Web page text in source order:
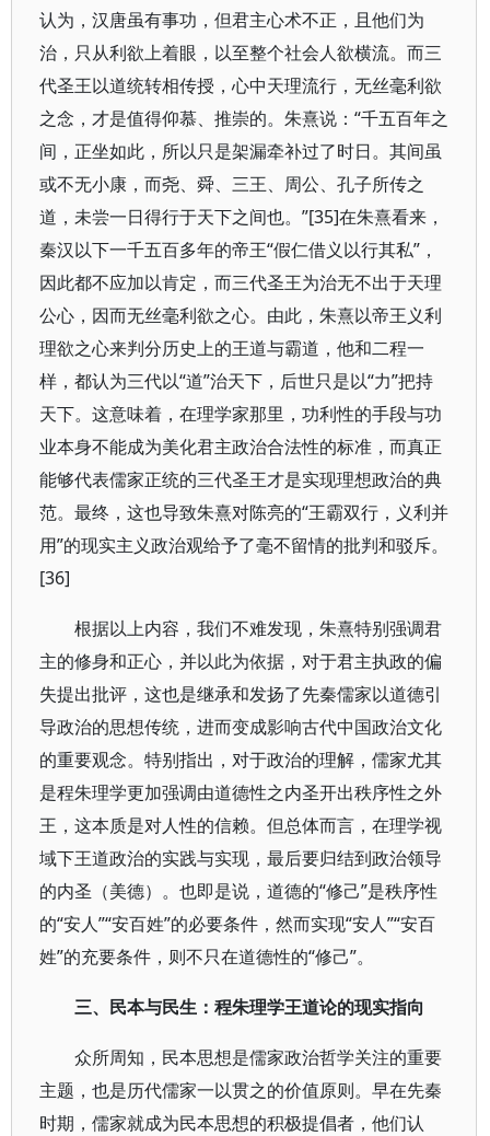
认为，汉唐虽有事功，但君主心术不正，且他们为
治，只从利欲上着眼，以至整个社会人欲横流。而三
代圣王以道统转相传授，心中天理流行，无丝毫利欲
之念，才是值得仰慕、推崇的。朱熹说：“千五百年之
间，正坐如此，所以只是架漏牵补过了时日。其间虽
或不无小康，而尧、舜、三王、周公、孔子所传之
道，未尝一日得行于天下之间也。”[35]在朱熹看来，
秦汉以下一千五百多年的帝王“假仁借义以行其私”，
因此都不应加以肯定，而三代圣王为治无不出于天理
公心，因而无丝毫利欲之心。由此，朱熹以帝王义利
理欲之心来判分历史上的王道与霸道，他和二程一
样，都认为三代以“道”治天下，后世只是以“力”把持
天下。这意味着，在理学家那里，功利性的手段与功
业本身不能成为美化君主政治合法性的标准，而真正
能够代表儒家正统的三代圣王才是实现理想政治的典
范。最终，这也导致朱熹对陈亮的“王霸双行，义利并
用”的现实主义政治观给予了毫不留情的批判和驳斥。
[36]
根据以上内容，我们不难发现，朱熹特别强调君
主的修身和正心，并以此为依据，对于君主执政的偏
失提出批评，这也是继承和发扬了先秦儒家以道德引
导政治的思想传统，进而变成影响古代中国政治文化
的重要观念。特别指出，对于政治的理解，儒家尤其
是程朱理学更加强调由道德性之内圣开出秩序性之外
王，这本质是对人性的信赖。但总体而言，在理学视
域下王道政治的实践与实现，最后要归结到政治领导
的内圣（美德）。也即是说，道德的“修己”是秩序性
的“安人”“安百姓”的必要条件，然而实现“安人”“安百
姓”的充要条件，则不只在道德性的“修己”。
三、民本与民生：程朱理学王道论的现实指向
众所周知，民本思想是儒家政治哲学关注的重要
主题，也是历代儒家一以贯之的价值原则。早在先秦
时期，儒家就成为民本思想的积极提倡者，他们认